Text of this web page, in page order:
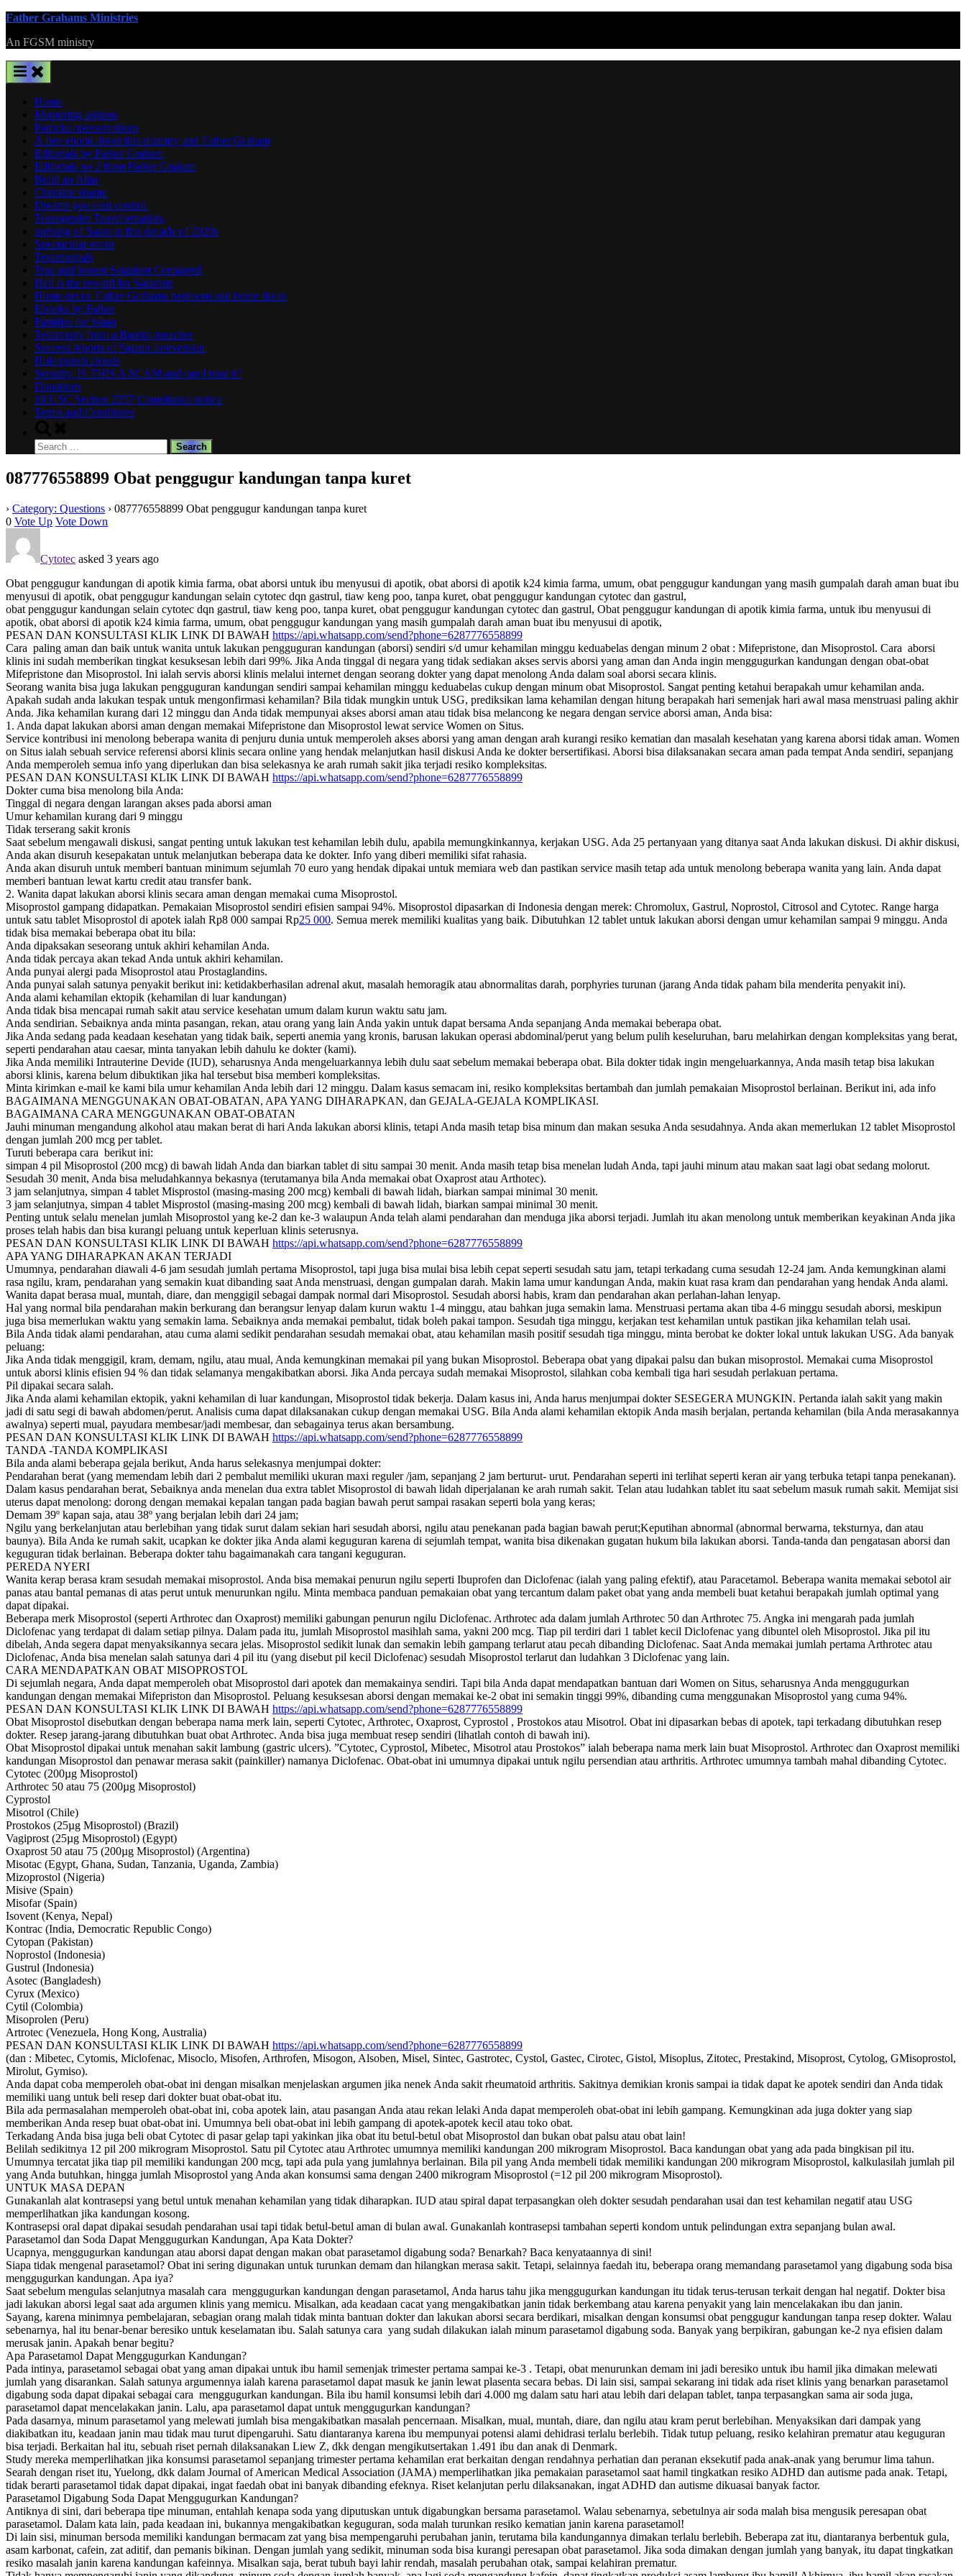
Skip
content
Father Grahams Ministries
An FGSM ministry
Home
Mentoring options
Patricks oberservations
A free ebook about this ministry and Father Graham
Editorials by Father Graham
Editorials no 2 from Father Graham
Build an Altar
Christian shame
Dreams you cant control.
Transgender Transformation,
uprising of Satan in this decade of 2020s
Spectacular event
Testamonials
True and honest Satanism Comapred
Hell is the reward for Satanists
Home decor. Father Grahams bedroom and home decor
Ebooks by Father
Families for Satan
Testamony from a Baptist preacher
Success reports of Satanic conversion
Hole punch clouds
Security. IS THIS A SCAM and can I trust it?
Donations
18 USC Section 2257 Compliance notice
Terms and Conditions
search
form
Search
for:
087776558899 Obat penggugur kandungan tanpa kuret
› Category: Questions › 087776558899 Obat penggugur kandungan tanpa kuret
0 Vote Up Vote Down
Cytotec asked 3 years ago
Obat penggugur kandungan di apotik kimia farma, obat aborsi untuk ibu menyusui di apotik, obat aborsi di apotik k24 kimia farma, umum, obat penggugur kandungan yang masih gumpalah darah aman buat ibu
menyusui di apotik, obat penggugur kandungan selain cytotec dqn gastrul, tiaw keng poo, tanpa kuret, obat penggugur kandungan cytotec dan gastrul,
obat penggugur kandungan selain cytotec dqn gastrul, tiaw keng poo, tanpa kuret, obat penggugur kandungan cytotec dan gastrul, Obat penggugur kandungan di apotik kimia farma, untuk ibu menyusui di
apotik, obat aborsi di apotik k24 kimia farma, umum, obat penggugur kandungan yang masih gumpalah darah aman buat ibu menyusui di apotik,
PESAN DAN KONSULTASI KLIK LINK DI BAWAH https://api.whatsapp.com/send?phone=6287776558899
Cara paling aman dan baik untuk wanita untuk lakukan pengguguran kandungan (aborsi) sendiri s/d umur kehamilan minggu keduabelas dengan minum 2 obat : Mifepristone, dan Misoprostol. Cara aborsi
klinis ini sudah memberikan tingkat kesuksesan lebih dari 99%. Jika Anda tinggal di negara yang tidak sediakan akses servis aborsi yang aman dan Anda ingin menggugurkan kandungan dengan obat-obat
Mifepristone dan Misoprostol. Ini ialah servis aborsi klinis melalui internet dengan seorang dokter yang dapat menolong Anda dalam soal aborsi secara klinis.
Seorang wanita bisa juga lakukan pengguguran kandungan sendiri sampai kehamilan minggu keduabelas cukup dengan minum obat Misoprostol. Sangat penting ketahui berapakah umur kehamilan anda.
Apakah sudah anda lakukan tespak untuk mengonfirmasi kehamilan? Bila tidak mungkin untuk USG, prediksikan lama kehamilan dengan hitung berapakah hari semenjak hari awal masa menstruasi paling akhir
Anda. Jika kehamilan kurang dari 12 minggu dan Anda tidak mempunyai akses aborsi aman atau tidak bisa melancong ke negara dengan service aborsi aman, Anda bisa:
1. Anda dapat lakukan aborsi aman dengan memakai Mifepristone dan Misoprostol lewat service Women on Situs.
Service kontribusi ini menolong beberapa wanita di penjuru dunia untuk memperoleh akses aborsi yang aman dengan arah kurangi resiko kematian dan masalah kesehatan yang karena aborsi tidak aman. Women
on Situs ialah sebuah service referensi aborsi klinis secara online yang hendak melanjutkan hasil diskusi Anda ke dokter bersertifikasi. Aborsi bisa dilaksanakan secara aman pada tempat Anda sendiri, sepanjang
Anda memperoleh semua info yang diperlukan dan bisa selekasnya ke arah rumah sakit jika terjadi resiko kompleksitas.
PESAN DAN KONSULTASI KLIK LINK DI BAWAH https://api.whatsapp.com/send?phone=6287776558899
Dokter cuma bisa menolong bila Anda:
Tinggal di negara dengan larangan akses pada aborsi aman
Umur kehamilan kurang dari 9 minggu
Tidak terserang sakit kronis
Saat sebelum mengawali diskusi, sangat penting untuk lakukan test kehamilan lebih dulu, apabila memungkinkannya, kerjakan USG. Ada 25 pertanyaan yang ditanya saat Anda lakukan diskusi. Di akhir diskusi,
Anda akan disuruh kesepakatan untuk melanjutkan beberapa data ke dokter. Info yang diberi memiliki sifat rahasia.
Anda akan disuruh untuk memberi bantuan minimum sejumlah 70 euro yang hendak dipakai untuk memiara web dan pastikan service masih tetap ada untuk menolong beberapa wanita yang lain. Anda dapat
memberi bantuan lewat kartu credit atau transfer bank.
2. Wanita dapat lakukan aborsi klinis secara aman dengan memakai cuma Misoprostol.
Misoprostol gampang didapatkan. Pemakaian Misoprostol sendiri efisien sampai 94%. Misoprostol dipasarkan di Indonesia dengan merek: Chromolux, Gastrul, Noprostol, Citrosol and Cytotec. Range harga
untuk satu tablet Misoprostol di apotek ialah Rp8 000 sampai Rp25 000. Semua merek memiliki kualitas yang baik. Dibutuhkan 12 tablet untuk lakukan aborsi dengan umur kehamilan sampai 9 minggu. Anda
tidak bisa memakai beberapa obat itu bila:
Anda dipaksakan seseorang untuk akhiri kehamilan Anda.
Anda tidak percaya akan tekad Anda untuk akhiri kehamilan.
Anda punyai alergi pada Misoprostol atau Prostaglandins.
Anda punyai salah satunya penyakit berikut ini: ketidakberhasilan adrenal akut, masalah hemoragik atau abnormalitas darah, porphyries turunan (jarang Anda tidak paham bila menderita penyakit ini).
Anda alami kehamilan ektopik (kehamilan di luar kandungan)
Anda tidak bisa mencapai rumah sakit atau service kesehatan umum dalam kurun waktu satu jam.
Anda sendirian. Sebaiknya anda minta pasangan, rekan, atau orang yang lain Anda yakin untuk dapat bersama Anda sepanjang Anda memakai beberapa obat.
Jika Anda sedang pada keadaan kesehatan yang tidak baik, seperti anemia yang kronis, barusan lakukan operasi abdominal/perut yang belum pulih keseluruhan, baru melahirkan dengan kompleksitas yang berat,
seperti pendarahan atau caesar, minta tanyakan lebih dahulu ke dokter (kami).
Jika Anda memiliki Intrauterine Devide (IUD), seharusnya Anda mengeluarkannya lebih dulu saat sebelum memakai beberapa obat. Bila dokter tidak ingin mengeluarkannya, Anda masih tetap bisa lakukan
aborsi klinis, karena belum dibuktikan jika hal tersebut bisa memberi kompleksitas.
Minta kirimkan e-mail ke kami bila umur kehamilan Anda lebih dari 12 minggu. Dalam kasus semacam ini, resiko kompleksitas bertambah dan jumlah pemakaian Misoprostol berlainan. Berikut ini, ada info
BAGAIMANA MENGGUNAKAN OBAT-OBATAN, APA YANG DIHARAPKAN, dan GEJALA-GEJALA KOMPLIKASI.
BAGAIMANA CARA MENGGUNAKAN OBAT-OBATAN
Jauhi minuman mengandung alkohol atau makan berat di hari Anda lakukan aborsi klinis, tetapi Anda masih tetap bisa minum dan makan sesuka Anda sesudahnya. Anda akan memerlukan 12 tablet Misoprostol
dengan jumlah 200 mcg per tablet.
Turuti beberapa cara berikut ini:
simpan 4 pil Misoprostol (200 mcg) di bawah lidah Anda dan biarkan tablet di situ sampai 30 menit. Anda masih tetap bisa menelan ludah Anda, tapi jauhi minum atau makan saat lagi obat sedang molorut.
Sesudah 30 menit, Anda bisa meludahkannya bekasnya (terutamanya bila Anda memakai obat Oxaprost atau Arthotec).
3 jam selanjutnya, simpan 4 tablet Misprostol (masing-masing 200 mcg) kembali di bawah lidah, biarkan sampai minimal 30 menit.
3 jam selanjutnya, simpan 4 tablet Misprostol (masing-masing 200 mcg) kembali di bawah lidah, biarkan sampai minimal 30 menit.
Penting untuk selalu menelan jumlah Misoprostol yang ke-2 dan ke-3 walaupun Anda telah alami pendarahan dan menduga jika aborsi terjadi. Jumlah itu akan menolong untuk memberikan keyakinan Anda jika
proses telah habis dan bisa kurangi peluang untuk keperluan klinis seterusnya.
PESAN DAN KONSULTASI KLIK LINK DI BAWAH https://api.whatsapp.com/send?phone=6287776558899
APA YANG DIHARAPKAN AKAN TERJADI
Umumnya, pendarahan diawali 4-6 jam sesudah jumlah pertama Misoprostol, tapi juga bisa mulai bisa lebih cepat seperti sesudah satu jam, tetapi terkadang cuma sesudah 12-24 jam. Anda kemungkinan alami
rasa ngilu, kram, pendarahan yang semakin kuat dibanding saat Anda menstruasi, dengan gumpalan darah. Makin lama umur kandungan Anda, makin kuat rasa kram dan pendarahan yang hendak Anda alami.
Wanita dapat berasa mual, muntah, diare, dan menggigil sebagai dampak normal dari Misoprostol. Sesudah aborsi habis, kram dan pendarahan akan perlahan-lahan lenyap.
Hal yang normal bila pendarahan makin berkurang dan berangsur lenyap dalam kurun waktu 1-4 minggu, atau bahkan juga semakin lama. Menstruasi pertama akan tiba 4-6 minggu sesudah aborsi, meskipun
juga bisa memerlukan waktu yang semakin lama. Sebaiknya anda memakai pembalut, tidak boleh pakai tampon. Sesudah tiga minggu, kerjakan test kehamilan untuk pastikan jika kehamilan telah usai.
Bila Anda tidak alami pendarahan, atau cuma alami sedikit pendarahan sesudah memakai obat, atau kehamilan masih positif sesudah tiga minggu, minta berobat ke dokter lokal untuk lakukan USG. Ada banyak
peluang:
Jika Anda tidak menggigil, kram, demam, ngilu, atau mual, Anda kemungkinan memakai pil yang bukan Misoprostol. Beberapa obat yang dipakai palsu dan bukan misoprostol. Memakai cuma Misoprostol
untuk aborsi klinis efisien 94 % dan tidak selamanya mengakibatkan aborsi. Jika Anda percaya sudah memakai Misoprostol, silahkan coba kembali tiga hari sesudah perlakuan pertama.
Pil dipakai secara salah.
Jika Anda alami kehamilan ektopik, yakni kehamilan di luar kandungan, Misoprostol tidak bekerja. Dalam kasus ini, Anda harus menjumpai dokter SESEGERA MUNGKIN. Pertanda ialah sakit yang makin
jadi di satu segi di bawah abdomen/perut. Analisis cuma dapat dilaksanakan cukup dengan memakai USG. Bila Anda alami kehamilan ektopik Anda masih berjalan, pertanda kehamilan (bila Anda merasakannya
awalnya) seperti mual, payudara membesar/jadi membesar, dan sebagainya terus akan bersambung.
PESAN DAN KONSULTASI KLIK LINK DI BAWAH https://api.whatsapp.com/send?phone=6287776558899
TANDA -TANDA KOMPLIKASI
Bila anda alami beberapa gejala berikut, Anda harus selekasnya menjumpai dokter:
Pendarahan berat (yang memendam lebih dari 2 pembalut memiliki ukuran maxi reguler /jam, sepanjang 2 jam berturut- urut. Pendarahan seperti ini terlihat seperti keran air yang terbuka tetapi tanpa penekanan).
Dalam kasus pendarahan berat, Sebaiknya anda menelan dua extra tablet Misoprostol di bawah lidah diperjalanan ke arah rumah sakit. Telan atau ludahkan tablet itu saat sebelum masuk rumah sakit. Memijat sisi
uterus dapat menolong: dorong dengan memakai kepalan tangan pada bagian bawah perut sampai rasakan seperti bola yang keras;
Demam 39º kapan saja, atau 38º yang berjalan lebih dari 24 jam;
Ngilu yang berkelanjutan atau berlebihan yang tidak surut dalam sekian hari sesudah aborsi, ngilu atau penekanan pada bagian bawah perut;Keputihan abnormal (abnormal berwarna, teksturnya, dan atau
baunya). Bila Anda ke rumah sakit, ucapkan ke dokter jika Anda alami keguguran karena di sejumlah tempat, wanita bisa dikenakan gugatan hukum bila lakukan aborsi. Tanda-tanda dan pengatasan aborsi dan
keguguran tidak berlainan. Beberapa dokter tahu bagaimanakah cara tangani keguguran.
PEREDA NYERI
Wanita kerap berasa kram sesudah memakai misoprostol. Anda bisa memakai penurun ngilu seperti Ibuprofen dan Diclofenac (ialah yang paling efektif), atau Paracetamol. Beberapa wanita memakai sebotol air
panas atau bantal pemanas di atas perut untuk menurunkan ngilu. Minta membaca panduan pemakaian obat yang tercantum dalam paket obat yang anda membeli buat ketahui berapakah jumlah optimal yang
dapat dipakai.
Beberapa merk Misoprostol (seperti Arthrotec dan Oxaprost) memiliki gabungan penurun ngilu Diclofenac. Arthrotec ada dalam jumlah Arthrotec 50 dan Arthrotec 75. Angka ini mengarah pada jumlah
Diclofenac yang terdapat di dalam setiap pilnya. Dalam pada itu, jumlah Misoprostol masihlah sama, yakni 200 mcg. Tiap pil terdiri dari 1 tablet kecil Diclofenac yang dibuntel oleh Misoprostol. Jika pil itu
dibelah, Anda segera dapat menyaksikannya secara jelas. Misoprostol sedikit lunak dan semakin lebih gampang terlarut atau pecah dibanding Diclofenac. Saat Anda memakai jumlah pertama Arthrotec atau
Diclofenac, Anda bisa menelan salah satunya dari 4 pil itu (yang disebut pil kecil Diclofenac) sesudah Misoprostol terlarut dan ludahkan 3 Diclofenac yang lain.
CARA MENDAPATKAN OBAT MISOPROSTOL
Di sejumlah negara, Anda dapat memperoleh obat Misoprostol dari apotek dan memakainya sendiri. Tapi bila Anda dapat mendapatkan bantuan dari Women on Situs, seharusnya Anda menggugurkan
kandungan dengan memakai Mifepriston dan Misoprostol. Peluang kesuksesan aborsi dengan memakai ke-2 obat ini semakin tinggi 99%, dibanding cuma menggunakan Misoprostol yang cuma 94%.
PESAN DAN KONSULTASI KLIK LINK DI BAWAH https://api.whatsapp.com/send?phone=6287776558899
Obat Misoprostol disebutkan dengan beberapa nama merk lain, seperti Cytotec, Arthrotec, Oxaprost, Cyprostol , Prostokos atau Misotrol. Obat ini dipasarkan bebas di apotek, tapi terkadang dibutuhkan resep
dokter. Resep jarang-jarang dibutuhkan buat obat Arthrotec. Anda bisa juga membuat resep sendiri (lihatlah contoh di bawah ini).
Obat Misoprostol dipakai untuk menahan sakit lambung (gastric ulcers). ”Cytotec, Cyprostol, Mibetec, Misotrol atau Prostokos” ialah beberapa nama merk lain buat Misoprostol. Arthrotec dan Oxaprost memiliki
kandungan Misoprostol dan penawar merasa sakit (painkiller) namanya Diclofenac. Obat-obat ini umumnya dipakai untuk ngilu persendian atau arthritis. Arthrotec umumnya tambah mahal dibanding Cytotec.
Cytotec (200µg Misoprostol)
Arthrotec 50 atau 75 (200µg Misoprostol)
Cyprostol
Misotrol (Chile)
Prostokos (25µg Misoprostol) (Brazil)
Vagiprost (25µg Misoprostol) (Egypt)
Oxaprost 50 atau 75 (200µg Misoprostol) (Argentina)
Misotac (Egypt, Ghana, Sudan, Tanzania, Uganda, Zambia)
Mizoprostol (Nigeria)
Misive (Spain)
Misofar (Spain)
Isovent (Kenya, Nepal)
Kontrac (India, Democratic Republic Congo)
Cytopan (Pakistan)
Noprostol (Indonesia)
Gustrul (Indonesia)
Asotec (Bangladesh)
Cyrux (Mexico)
Cytil (Colombia)
Misoprolen (Peru)
Artrotec (Venezuela, Hong Kong, Australia)
PESAN DAN KONSULTASI KLIK LINK DI BAWAH https://api.whatsapp.com/send?phone=6287776558899
(dan : Mibetec, Cytomis, Miclofenac, Misoclo, Misofen, Arthrofen, Misogon, Alsoben, Misel, Sintec, Gastrotec, Cystol, Gastec, Cirotec, Gistol, Misoplus, Zitotec, Prestakind, Misoprost, Cytolog, GMisoprostol,
Mirolut, Gymiso).
Anda dapat coba memperoleh obat-obat ini dengan misalkan menjelaskan argumen jika nenek Anda sakit rheumatoid arthritis. Sakitnya demikian kronis sampai ia tidak dapat ke apotek sendiri dan Anda tidak
memiliki uang untuk beli resep dari dokter buat obat-obat itu.
Bila ada permasalahan memperoleh obat-obat ini, coba apotek lain, atau pasangan Anda atau rekan lelaki Anda dapat memperoleh obat-obat ini lebih gampang. Kemungkinan ada juga dokter yang siap
memberikan Anda resep buat obat-obat ini. Umumnya beli obat-obat ini lebih gampang di apotek-apotek kecil atau toko obat.
Terkadang Anda bisa juga beli obat Cytotec di pasar gelap tapi yakinkan jika obat itu betul-betul obat Misoprostol dan bukan obat palsu atau obat lain!
Belilah sedikitnya 12 pil 200 mikrogram Misoprostol. Satu pil Cytotec atau Arthrotec umumnya memiliki kandungan 200 mikrogram Misoprostol. Baca kandungan obat yang ada pada bingkisan pil itu.
Umumnya tercatat jika tiap pil memiliki kandungan 200 mcg, tapi ada pula yang jumlahnya berlainan. Bila pil yang Anda membeli tidak memiliki kandungan 200 mikrogram Misoprostol, kalkulasilah jumlah pil
yang Anda butuhkan, hingga jumlah Misoprostol yang Anda akan konsumsi sama dengan 2400 mikrogram Misoprostol (=12 pil 200 mikrogram Misoprostol).
UNTUK MASA DEPAN
Gunakanlah alat kontrasepsi yang betul untuk menahan kehamilan yang tidak diharapkan. IUD atau spiral dapat terpasangkan oleh dokter sesudah pendarahan usai dan test kehamilan negatif atau USG
memperlihatkan jika kandungan kosong.
Kontrasepsi oral dapat dipakai sesudah pendarahan usai tapi tidak betul-betul aman di bulan awal. Gunakanlah kontrasepsi tambahan seperti kondom untuk pelindungan extra sepanjang bulan awal.
Parasetamol dan Soda Dapat Menggugurkan Kandungan, Apa Kata Dokter?
Ucapnya, menggugurkan kandungan atau aborsi dapat dengan makan obat parasetamol digabung soda? Benarkah? Baca kenyataannya di sini!
Siapa tidak mengenal parasetamol? Obat ini sering digunakan untuk turunkan demam dan hilangkan merasa sakit. Tetapi, selainnya faedah itu, beberapa orang memandang parasetamol yang digabung soda bisa
menggugurkan kandungan. Apa iya?
Saat sebelum mengulas selanjutnya masalah cara menggugurkan kandungan dengan parasetamol, Anda harus tahu jika menggugurkan kandungan itu tidak terus-terusan terkait dengan hal negatif. Dokter bisa
jadi lakukan aborsi legal saat ada argumen klinis yang memicu. Misalkan, ada keadaan cacat yang mengakibatkan janin tidak berkembang atau karena penyakit yang lain mencelakakan ibu dan janin.
Sayang, karena minimnya pembelajaran, sebagian orang malah tidak minta bantuan dokter dan lakukan aborsi secara berdikari, misalkan dengan konsumsi obat penggugur kandungan tanpa resep dokter. Walau
sebenarnya, hal itu benar-benar beresiko untuk keselamatan ibu. Salah satunya cara yang sudah dilakukan ialah minum parasetamol digabung soda. Banyak yang berpikiran, gabungan ke-2 nya efisien dalam
merusak janin. Apakah benar begitu?
Apa Parasetamol Dapat Menggugurkan Kandungan?
Pada intinya, parasetamol sebagai obat yang aman dipakai untuk ibu hamil semenjak trimester pertama sampai ke-3 . Tetapi, obat menurunkan demam ini jadi beresiko untuk ibu hamil jika dimakan melewati
jumlah yang disarankan. Salah satunya argumennya ialah karena parasetamol dapat masuk ke janin lewat plasenta secara bebas. Di lain sisi, sampai sekarang ini tidak ada riset klinis yang benarkan parasetamol
digabung soda dapat dipakai sebagai cara menggugurkan kandungan. Bila ibu hamil konsumsi lebih dari 4.000 mg dalam satu hari atau lebih dari delapan tablet, tanpa terpasangkan sama air soda juga,
parasetamol dapat mencelakakan janin. Lalu, apa parasetamol dapat untuk menggugurkan kandungan?
Pada dasarnya, minum parasetamol yang melewati jumlah bisa mengakibatkan masalah pencernaan. Misalkan, mual, muntah, diare, dan ngilu atau kram perut berlebihan. Menyaksikan dari dampak yang
diakibatkan itu, keadaan janin mau tidak mau turut dipengaruhi. Satu diantaranya karena ibu mempunyai potensi alami dehidrasi terlalu berlebih. Tidak tutup peluang, resiko kelahiran prematur atau keguguran
bisa terjadi. Berkaitan hal itu, sebuah riset pernah dilaksanakan Liew Z, dkk dengan mengikutsertakan 1.491 ibu dan anak di Denmark.
Study mereka memperlihatkan jika konsumsi parasetamol sepanjang trimester pertama kehamilan erat berkaitan dengan rendahnya perhatian dan peranan eksekutif pada anak-anak yang berumur lima tahun.
Searah dengan riset itu, Yuelong, dkk dalam Journal of American Medical Association (JAMA) memperlihatkan jika pemakaian parasetamol saat hamil tingkatkan resiko ADHD dan autisme pada anak. Tetapi,
tidak berarti parasetamol tidak dapat dipakai, ingat faedah obat ini banyak dibanding efeknya. Riset kelanjutan perlu dilaksanakan, ingat ADHD dan autisme dikuasai banyak factor.
Parasetamol Digabung Soda Dapat Menggugurkan Kandungan?
Antiknya di sini, dari beberapa tipe minuman, entahlah kenapa soda yang diputuskan untuk digabungkan bersama parasetamol. Walau sebenarnya, sebetulnya air soda malah bisa mengusik peresapan obat
parasetamol. Dalam kata lain, pada keadaan ini, bukannya mengakibatkan keguguran, soda malah turunkan resiko kematian janin karena parasetamol!
Di lain sisi, minuman bersoda memiliki kandungan bermacam zat yang bisa mempengaruhi perubahan janin, terutama bila kandungannya dimakan terlalu berlebih. Beberapa zat itu, diantaranya berbentuk gula,
asam karbonat, cafein, zat aditif, dan pemanis bikinan. Dengan jumlah yang sedikit, minuman soda bisa kurangi peresapan obat parasetamol. Jika soda dimakan dengan jumlah yang banyak, itu dapat tingkatkan
resiko masalah janin karena kandungan kafeinnya. Misalkan saja, berat tubuh bayi lahir rendah, masalah perubahan otak, sampai kelahiran prematur.